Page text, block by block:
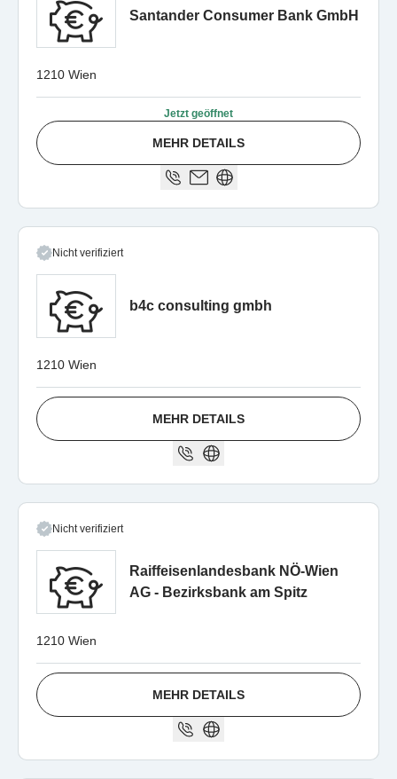
Santander Consumer Bank GmbH
1210 Wien
Jetzt geöffnet
MEHR DETAILS
Nicht verifiziert
b4c consulting gmbh
1210 Wien
MEHR DETAILS
Nicht verifiziert
Raiffeisenlandesbank NÖ-Wien
AG - Bezirksbank am Spitz
1210 Wien
MEHR DETAILS